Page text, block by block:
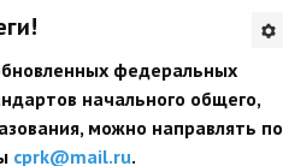
федеральных
начального общего,
можно направлять по
cprk@mail.ru.